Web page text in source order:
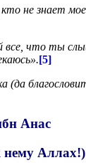
не знает
что ты
[5]
(да
Анас
нему Аллах!)